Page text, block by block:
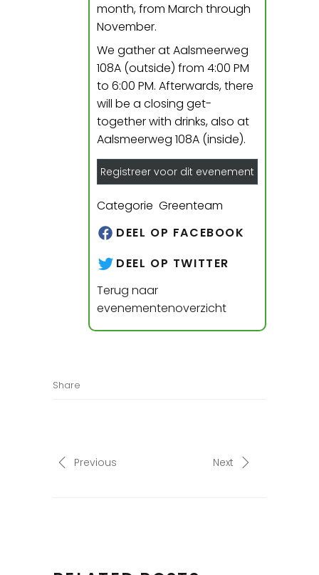
month, from March through
November.
We gather at Aalsmeerweg
108A (outside) from 4:00 PM
to 6:00 PM. Afterwards, there
will be a closing get-
together with drinks, also at
Aalsmeerweg 108A (inside).
Registreer voor dit evenement
Categorie Greenteam
DEEL OP FACEBOOK
DEEL OP TWITTER
Terug naar
evenementenoverzicht
Share
Previous Next